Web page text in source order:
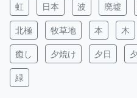
虹 日本 波 廃墟
北極 牧草地 本 木
癒し 夕焼け 夕日
緑